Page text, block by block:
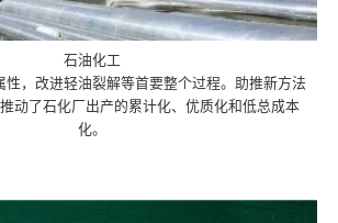
石油化工
性，改进轻油裂解等首要整个过程。助推新方法
动了石化厂出产的累计化、优质化和低总成本
化。